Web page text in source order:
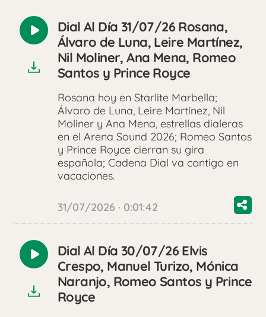
Reproducir
audio
Dial Al Día 31/07/26 Rosana,
Álvaro de Luna, Leire Martínez,
Nil Moliner, Ana Mena, Romeo
Santos y Prince Royce
Rosana hoy en Starlite Marbella;
Álvaro de Luna, Leire Martínez, Nil
Moliner y Ana Mena, estrellas dialeras
en el Arena Sound 2026; Romeo Santos
y Prince Royce cierran su gira
española; Cadena Dial va contigo en
vacaciones.
31/07/2026 · 0:01:42
Reproducir
audio
Dial Al Día 30/07/26 Elvis
Crespo, Manuel Turizo, Mónica
Naranjo, Romeo Santos y Prince
Royce